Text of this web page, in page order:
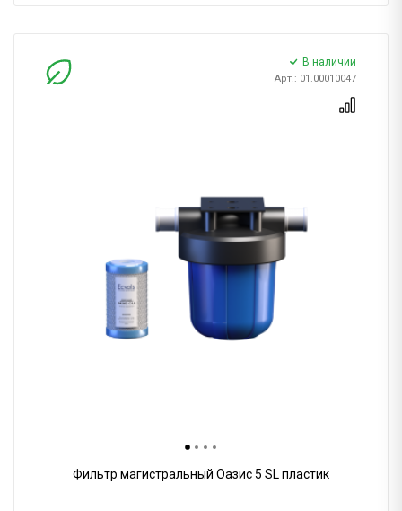
В наличии
Арт.: 01.00010047
Фильтр магистральный Оазис 5 SL пластик